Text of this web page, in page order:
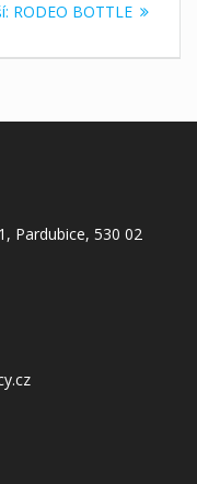
Další
RODEO BOTTLE
Pardubice, 530 02